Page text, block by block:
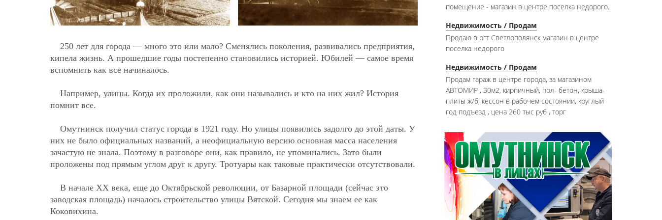
250 лет для города — много это или мало? Сменялись поколения, развивались предприятия,
кипела жизнь. А прошедшие годы постепенно становились историей. Юбилей — самое время
вспомнить как все начиналось.
Например, улицы. Когда их проложили, как они назывались и кто на них жил? История
помнит все.
Омутнинск получил статус города в 1921 году. Но улицы появились задолго до этой даты. У
них не было официальных названий, а неофициальную версию основная масса населения
зачастую не знала. Поэтому в разговоре они, как правило, не упоминались. Зато были
проложены под прямым углом друг к другу. Тротуары как таковые практически отсутствовали.
В начале ХХ века, еще до Октябрьской революции, от Базарной площади (сейчас это
заводская площадь) началось строительство улицы Вятской. Сегодня мы знаем ее как
Коковихина.
помещение - магазин в центре поселка недорого.
Недвижимость / Продам
Продаю в ргт Светлополянск магазин в центре
поселка недорого
Недвижимость / Продам
Продам гараж в центре города, за магазином
АВТОМИР , 30м2, кирпичный, пол- бетон, крыша-
плиты ж/б, кессон в рабочем состоянии, круглый
год подъезд , цена 260 тыс руб , торг